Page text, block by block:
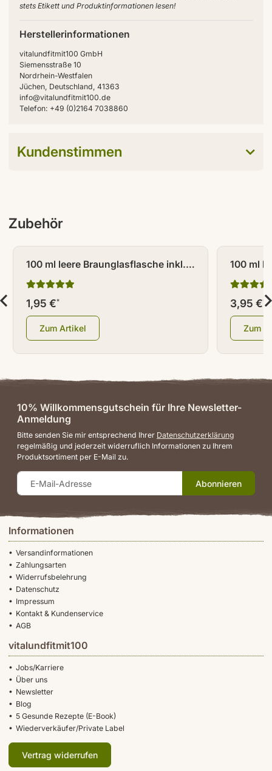
stets Etikett und Produktinformationen lesen!
Herstellerinformationen
vitalundfitmit100 GmbH
Siemensstraße 10
Nordrhein-Westfalen
Jüchen, Deutschland, 41363
info@vitalundfitmit100.de
Telefon: +49 (0)2164 7038860
Kundenstimmen
Zubehör
100 ml leere Braunglasflasche inkl.
Tropferverschluss weiß mit
Warndreieck
1,95 €*
Zum Artikel
100 ml
3,95 €*
Zum
Informationen
Versandinformationen
Zahlungsarten
Widerrufsbelehrung
Datenschutz
Impressum
Kontakt & Kundenservice
AGB
vitalundfitmit100
Jobs/Karriere
Über uns
Newsletter
Blog
5 Gesunde Rezepte (E-Book)
Wiederverkäufer/Private Label
Vertrag widerrufen
10% Willkommensgutschein für Ihre Newsletter-
Anmeldung
Bitte senden Sie mir entsprechend Ihrer Datenschutzerklärung
regelmäßig und jederzeit widerruflich Informationen zu Ihrem
Produktsortiment per E-Mail zu.
Abonnieren